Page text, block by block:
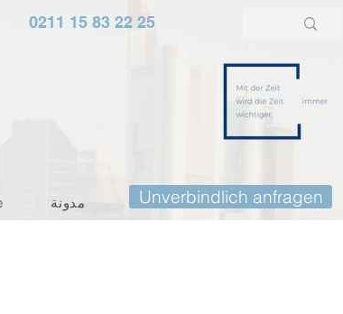
0211 15 83 22 25
مدونة Unverbindlich anfragen